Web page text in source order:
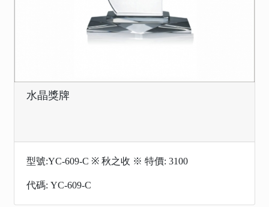
水晶獎牌
型號:YC-609-C ※ 秋之收 ※ 特價: 3100
代碼: YC-609-C